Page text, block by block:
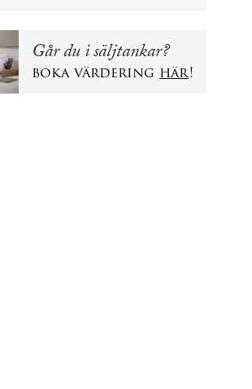
Går du i säljtankar?
boka värdering här!